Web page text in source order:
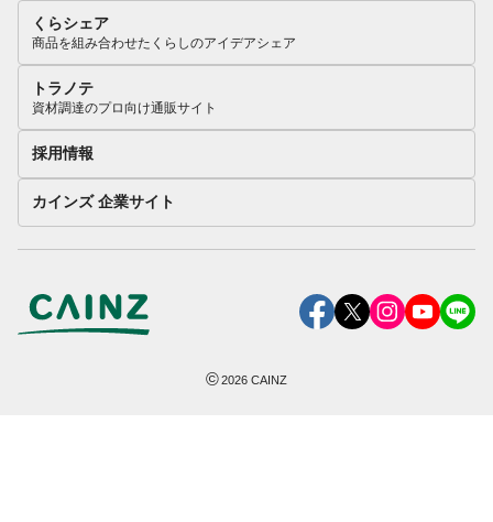
くらシェア
商品を組み合わせたくらしのアイデアシェア
トラノテ
資材調達のプロ向け通販サイト
採用情報
カインズ 企業サイト
©2026 CAINZ